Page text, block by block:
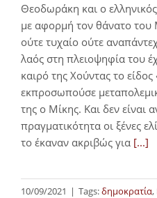
Θεοδωράκη και ο
με αφορμή τον θάνατο του
ούτε τυχαίο ούτε
λαός στη πλειοψηφία του
καιρό της Χούντας το
εκπροσωπούσε
της ο Μίκης. Και δεν είναι
πραγματικότητα οι ξένες
το έκαναν ακριβώς για [...]
10/09/2021 | Tags:δημοκρατία,